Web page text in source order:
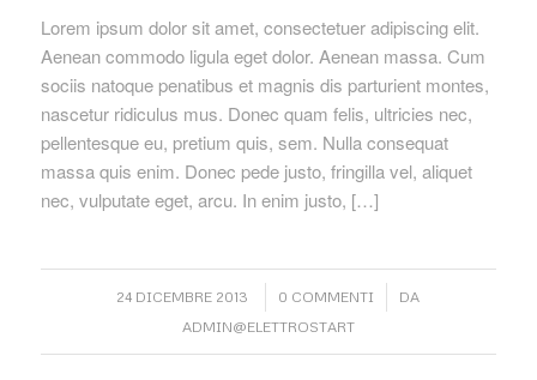
Lorem ipsum dolor sit amet, consectetuer adipiscing elit.
Aenean commodo ligula eget dolor. Aenean massa. Cum
sociis natoque penatibus et magnis dis parturient montes,
nascetur ridiculus mus. Donec quam felis, ultricies nec,
pellentesque eu, pretium quis, sem. Nulla consequat
massa quis enim. Donec pede justo, fringilla vel, aliquet
nec, vulputate eget, arcu. In enim justo, […]
24 DICEMBRE 2013
/ 0 COMMENTI
/
DA
ADMIN@ELETTROSTART